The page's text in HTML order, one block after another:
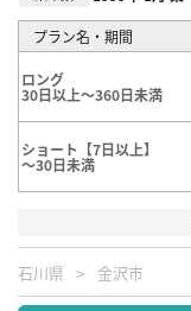
プラン名・期間
ロング
30日以上～360日未満
ショート【7日以上】
～30日未満
石川県 金沢市